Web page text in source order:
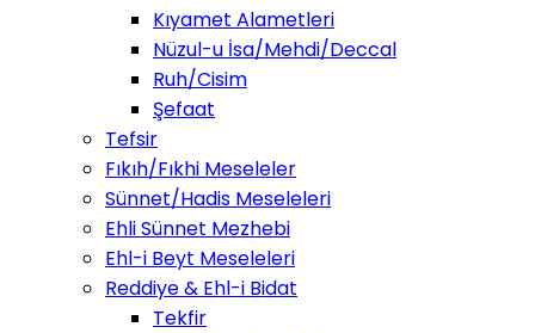
Kıyamet Alametleri
Nüzul-u İsa/Mehdi/Deccal
Ruh/Cisim
Şefaat
Tefsir
Fıkıh/Fıkhi Meseleler
Sünnet/Hadis Meseleleri
Ehli Sünnet Mezhebi
Ehl-i Beyt Meseleleri
Reddiye & Ehl-i Bidat
Tekfir